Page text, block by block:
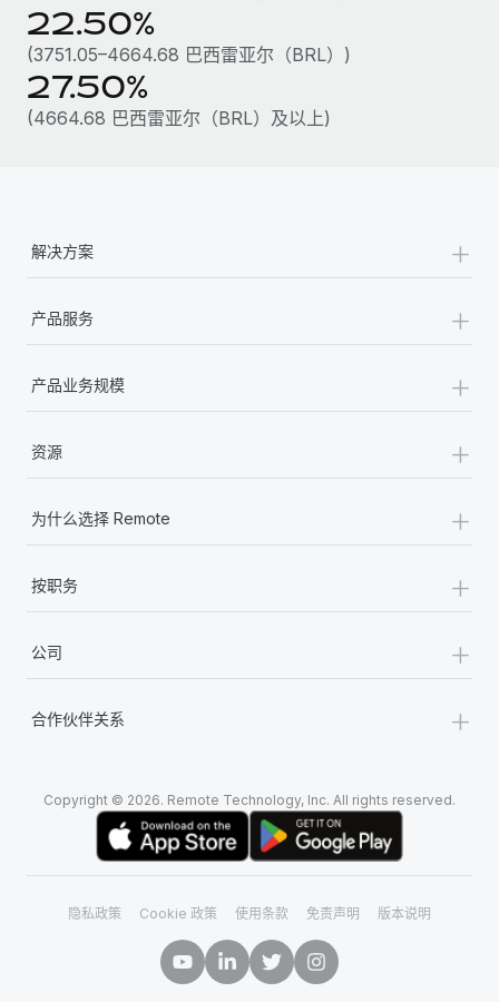
22.50%
(3751.05–4664.68 巴西雷亚尔（BRL）)
27.50%
(4664.68 巴西雷亚尔（BRL）及以上)
解决方案 +
产品服务 +
产品业务规模 +
资源 +
为什么选择 Remote +
按职务 +
公司 +
合作伙伴关系 +
Copyright © 2026. Remote Technology, Inc. All rights reserved.
隐私政策 Cookie 政策 使用条款 免责声明 版本说明